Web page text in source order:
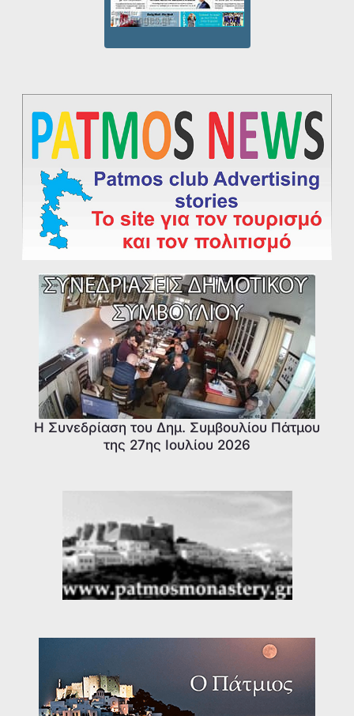
Η Συνεδρίαση του Δημ. Συμβουλίου Πάτμου
της 27ης Ιουλίου 2026